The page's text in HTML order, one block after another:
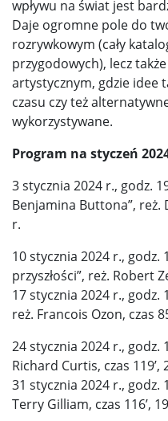
wpływu na świat jest
Daje ogromne pole do
rozrywkowym (cały
przygodowych), lecz
artystycznym, gdzie idee
czasu czy też
wykorzystywane.
Program na styczeń
3 stycznia 2024 r., godz.
Benjamina Buttona”, reż.
r.
10 stycznia 2024 r., godz.
przyszłości”, reż. Robert
17 stycznia 2024 r., godz.
reż. Francois Ozon, czas
24 stycznia 2024 r., godz.
Richard Curtis, czas 119’,
31 stycznia 2024 r., godz.
Terry Gilliam, czas 116’,